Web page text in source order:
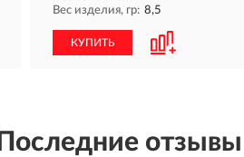
Вес изделия, гр: 8,5
КУПИТЬ
Последние